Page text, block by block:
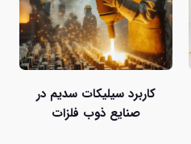
کاربرد سیلیکات سدیم در
صنایع ذوب فلزات